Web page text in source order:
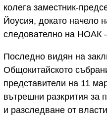
колега заместник-
Йоусия, докато начело
следователно на НОАК
Последно видян на
Общокитайското
представители на 11
вътрешни разкрития за
и разследване от